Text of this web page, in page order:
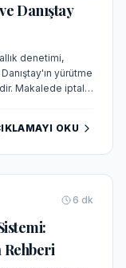
Danıştay
denetimi,
yürütme
Makalede iptal
OKU
6 dk